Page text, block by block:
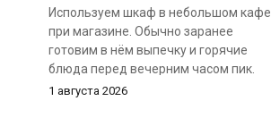
Используем шкаф в небольшом кафе
при магазине. Обычно заранее
готовим в нём выпечку и горячие
блюда перед вечерним часом пик.
1 августа 2026